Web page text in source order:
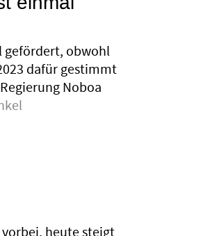
gefördert, obwohl
dafür gestimmt
Noboa